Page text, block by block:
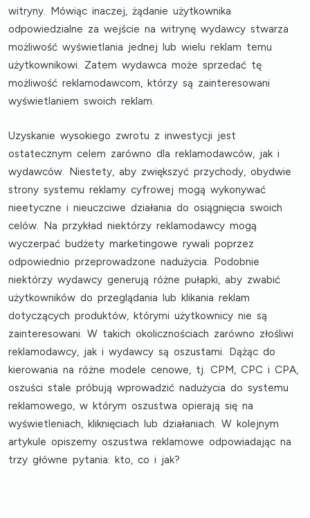
witryny. Mówiąc inaczej, żądanie użytkownika
odpowiedzialne za wejście na witrynę wydawcy stwarza
możliwość wyświetlania jednej lub wielu reklam temu
użytkownikowi. Zatem wydawca może sprzedać tę
możliwość reklamodawcom, którzy są zainteresowani
wyświetlaniem swoich reklam.
Uzyskanie wysokiego zwrotu z inwestycji jest
ostatecznym celem zarówno dla reklamodawców, jak i
wydawców. Niestety, aby zwiększyć przychody, obydwie
strony systemu reklamy cyfrowej mogą wykonywać
nieetyczne i nieuczciwe działania do osiągnięcia swoich
celów. Na przykład niektórzy reklamodawcy mogą
wyczerpać budżety marketingowe rywali poprzez
odpowiednio przeprowadzone nadużycia. Podobnie
niektórzy wydawcy generują różne pułapki, aby zwabić
użytkowników do przeglądania lub klikania reklam
dotyczących produktów, którymi użytkownicy nie są
zainteresowani. W takich okolicznościach zarówno złośliwi
reklamodawcy, jak i wydawcy są oszustami. Dążąc do
kierowania na różne modele cenowe, tj. CPM, CPC i CPA,
oszuści stale próbują wprowadzić nadużycia do systemu
reklamowego, w którym oszustwa opierają się na
wyświetleniach, kliknięciach lub działaniach. W kolejnym
artykule opiszemy oszustwa reklamowe odpowiadając na
trzy główne pytania: kto, co i jak?